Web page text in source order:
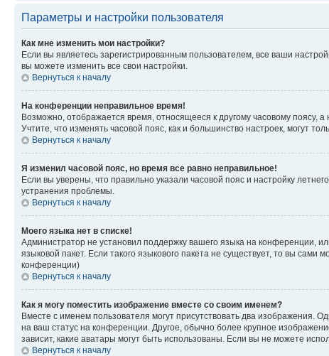
Параметры и настройки пользователя
Как мне изменить мои настройки?
Если вы являетесь зарегистрированным пользователем, все ваши
вы можете изменить все свои настройки.
Вернуться к началу
На конференции неправильное время!
Возможно, отображается время, относящееся к другому часовому поясу, а
Учтите, что изменять часовой пояс, как и большинство настроек, могут
Вернуться к началу
Я изменил часовой пояс, но время все равно неправильное!
Если вы уверены, что правильно указали часовой пояс и настройку
устранения проблемы.
Вернуться к началу
Моего языка нет в списке!
Администратор не установил поддержку вашего языка на конференции,
языковой пакет. Если такого языкового пакета не существует, то вы
конференции)
Вернуться к началу
Как я могу поместить изображение вместе со своим именем?
Вместе с именем пользователя могут присутствовать два изображения.
на ваш статус на конференции. Другое, обычно более крупное
зависит, какие аватары могут быть использованы. Если вы не можете
Вернуться к началу